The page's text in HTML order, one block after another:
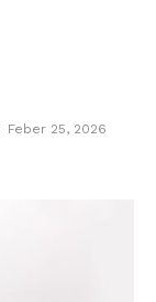
Feber 25, 2026